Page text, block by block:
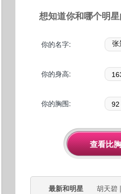
想知道你和哪个明
你的名字:
你的身高:
你的胸围:
最新和明星
胡天碧